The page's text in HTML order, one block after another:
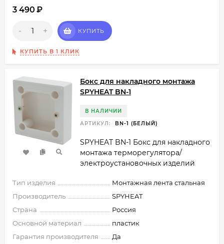
3 490 ₽
- + КУПИТЬ
КУПИТЬ В 1 КЛИК
Бокс для накладного монтажа
SPYHEAT BN-1
В НАЛИЧИИ
АРТИКУЛ:
BN-1 (БЕЛЫЙ)
SPYHEAT BN-1 Бокс для накладного
монтажа терморегулятора/
электроустановочных изделий
Тип изделия
Монтажная лента стальная
Производитель
SPYHEAT
Страна
Россия
Основной материал
пластик
Гарантия производителя
Да